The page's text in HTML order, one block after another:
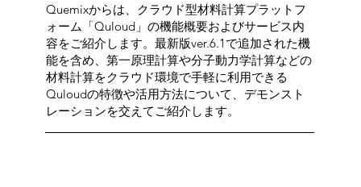
Quemixからは、クラウド型材料計算プラットフ
ォーム「Quloud」の機能概要およびサービス内
容をご紹介します。最新版ver.6.1で追加された機
能を含め、第一原理計算や分子動力学計算などの
材料計算をクラウド環境で手軽に利用できる
Quloudの特徴や活用方法について、デモンスト
レーションを交えてご紹介します。